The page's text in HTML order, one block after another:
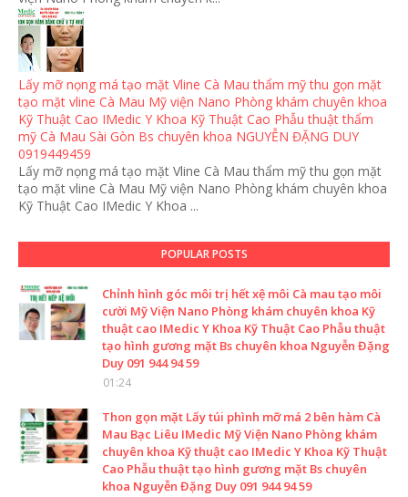
Lấy mỡ nọng má tạo mặt Vline Cà Mau thẩm mỹ thu gọn mặt
tạo mặt vline Cà Mau Mỹ viện Nano Phòng khám chuyên khoa
Kỹ Thuật Cao IMedic Y Khoa Kỹ Thuật Cao Phẫu thuật thẩm
mỹ Cà Mau Sài Gòn Bs chuyên khoa NGUYỄN ĐẶNG DUY
0919449459
Lấy mỡ nọng má tạo mặt Vline Cà Mau thẩm mỹ thu gọn mặt
tạo mặt vline Cà Mau Mỹ viện Nano Phòng khám chuyên khoa
Kỹ Thuật Cao IMedic Y Khoa ...
POPULAR POSTS
Chỉnh hình góc môi trị hết xệ môi Cà mau tạo môi
cười Mỹ Viện Nano Phòng khám chuyên khoa Kỹ
thuật cao IMedic Y Khoa Kỹ Thuật Cao Phẫu thuật
tạo hình gương mặt Bs chuyên khoa Nguyễn Đặng
Duy 091 944 94 59
01:24
Thon gọn mặt Lấy túi phình mỡ má 2 bên hàm Cà
Mau Bạc Liêu IMedic Mỹ Viện Nano Phòng khám
chuyên khoa Kỹ thuật cao IMedic Y Khoa Kỹ Thuật
Cao Phẫu thuật tạo hình gương mặt Bs chuyên
khoa Nguyễn Đặng Duy 091 944 94 59